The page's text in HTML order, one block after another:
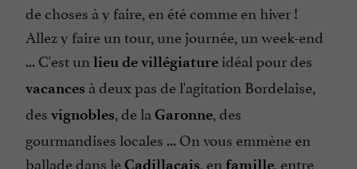
de choses à y faire, en été comme en hiver !
Allez y faire un tour, une journée, un week-end
... C'est un lieu de villégiature idéal pour des
vacances à deux pas de l'agitation Bordelaise,
des vignobles, de la Garonne, des
gourmandises locales ... On vous emmène en
ballade dans leCadillacais, en famille, entre